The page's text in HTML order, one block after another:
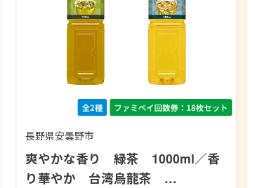
長野県安曇野市
爽やかな香り 緑茶 1000ml／香
り華やか 台湾烏龍茶